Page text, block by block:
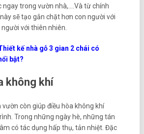
ngay trong vườn nhà,….Và từ chính
sẽ tạo gắn chặt hơn con người với
với thiên nhiên.
kế nhà gỗ 3 gian 2 chái có
bật?
không khí
vườn còn giúp điều hòa không khí
Trong những ngày hè, những tán
có tác dụng hấp thụ, tản nhiệt. Đặc